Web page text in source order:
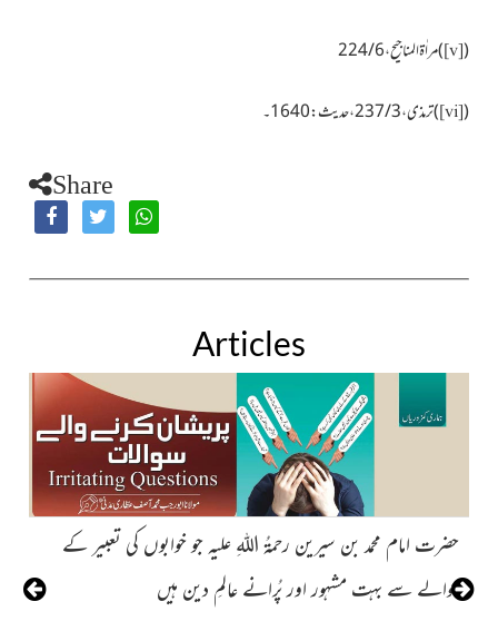
(
[v]
)مراٰۃ المناجیح ، 6 / 224
(
[vi]
)ترمذی ، 3 / 237 ، حدیث : 1640۔
Share
Articles
حضرت امام محمد بن سیرین رحمۃُ اللہِ علیہ جو خوابوں کی تعبیر کے
حوالے سے بہت مشہور اور پُرانے عالمِ دین ہیں